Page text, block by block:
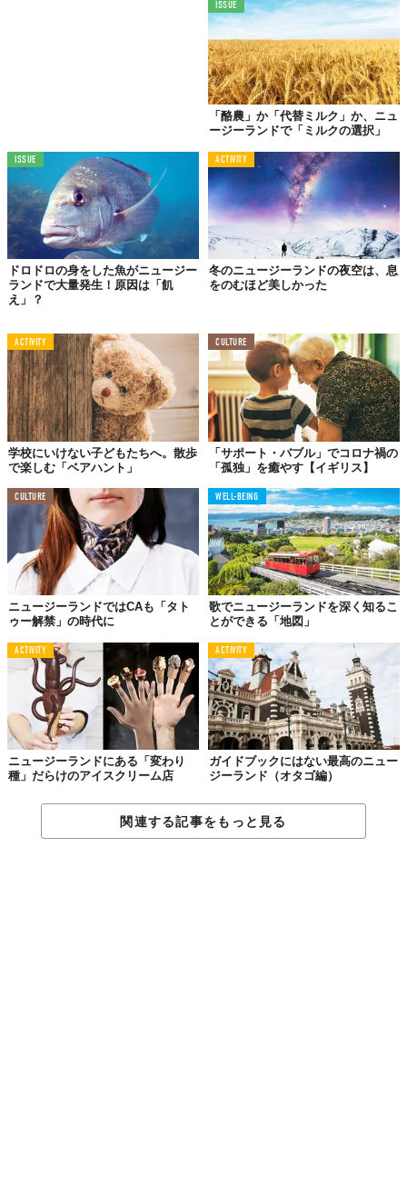
ISSUE
「酪農」か「代替ミルク」か、ニュ
ージーランドで「ミルクの選択」
ISSUE
ドロドロの身をした魚がニュージー
ランドで大量発生！原因は「飢
え」？
ACTIVITY
冬のニュージーランドの夜空は、息
をのむほど美しかった
ACTIVITY
学校にいけない子どもたちへ。散歩
で楽しむ「ベアハント」
CULTURE
「サポート・バブル」でコロナ禍の
「孤独」を癒やす【イギリス】
CULTURE
ニュージーランドではCAも「タト
ゥー解禁」の時代に
WELL-BEING
歌でニュージーランドを深く知るこ
とができる「地図」
ACTIVITY
ニュージーランドにある「変わり
種」だらけのアイスクリーム店
ACTIVITY
ガイドブックにはない最高のニュー
ジーランド（オタゴ編）
関連する記事をもっと見る